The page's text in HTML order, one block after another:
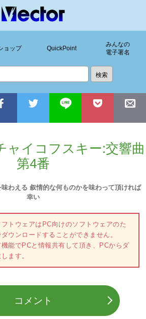
ョップ QuickPoint
みんなの
電子署名
ャイコフスキー:交響曲
第4番
わえる 叙情的な何ものかを味わって頂ければ
幸い
トウェアはPC向けのソフトウェアのた
ウンロードすることができません。
能でPCと情報共有して頂き、PCからダ
ます。
コメント